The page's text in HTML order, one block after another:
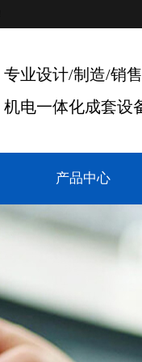
专业设计/制造/销
机电一体化成套设
产品中心